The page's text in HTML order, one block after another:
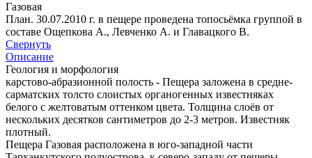
Газовая
План. 30.07.2010 г. в пещере проведена топосьёмка группой в
составе Ощепкова А., Левченко А. и Главацкого В.
Свернуть
Описание
Геология и морфология
карстово-абразионной полость - Пещера заложена в средне-
сарматских толсто слоистых органогенных известняках
белого с желтоватым оттенком цвета. Толщина слоёв от
нескольких десятков сантиметров до 2-3 метров. Известняк
плотный.
Пещера Газовая расположена в юго-западной части